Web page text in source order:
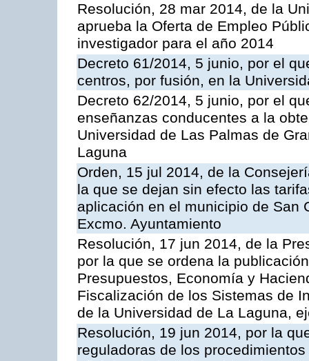
Resolución, 28 mar 2014, de la
aprueba la Oferta de Empleo
investigador para el año 2014
Decreto 61/2014, 5 junio, por el
centros, por fusión, en la
Decreto 62/2014, 5 junio, por el
enseñanzas conducentes a la
Universidad de Las Palmas de
Laguna
Orden, 15 jul 2014, de la
la que se dejan sin efecto las
aplicación en el municipio de San
Excmo. Ayuntamiento
Resolución, 17 jun 2014, de la
por la que se ordena la
Presupuestos, Economía y
Fiscalización de los Sistemas de
de la Universidad de La Laguna,
Resolución, 19 jun 2014, por la
reguladoras de los